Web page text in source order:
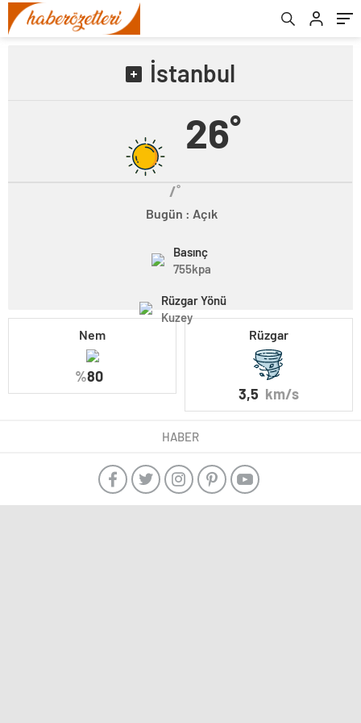
İstanbul
26˚
/˚
Bugün : Açık
Basınç
755kpa
Rüzgar Yönü
Kuzey
Nem
%80
Rüzgar
3,5 km/s
HABER